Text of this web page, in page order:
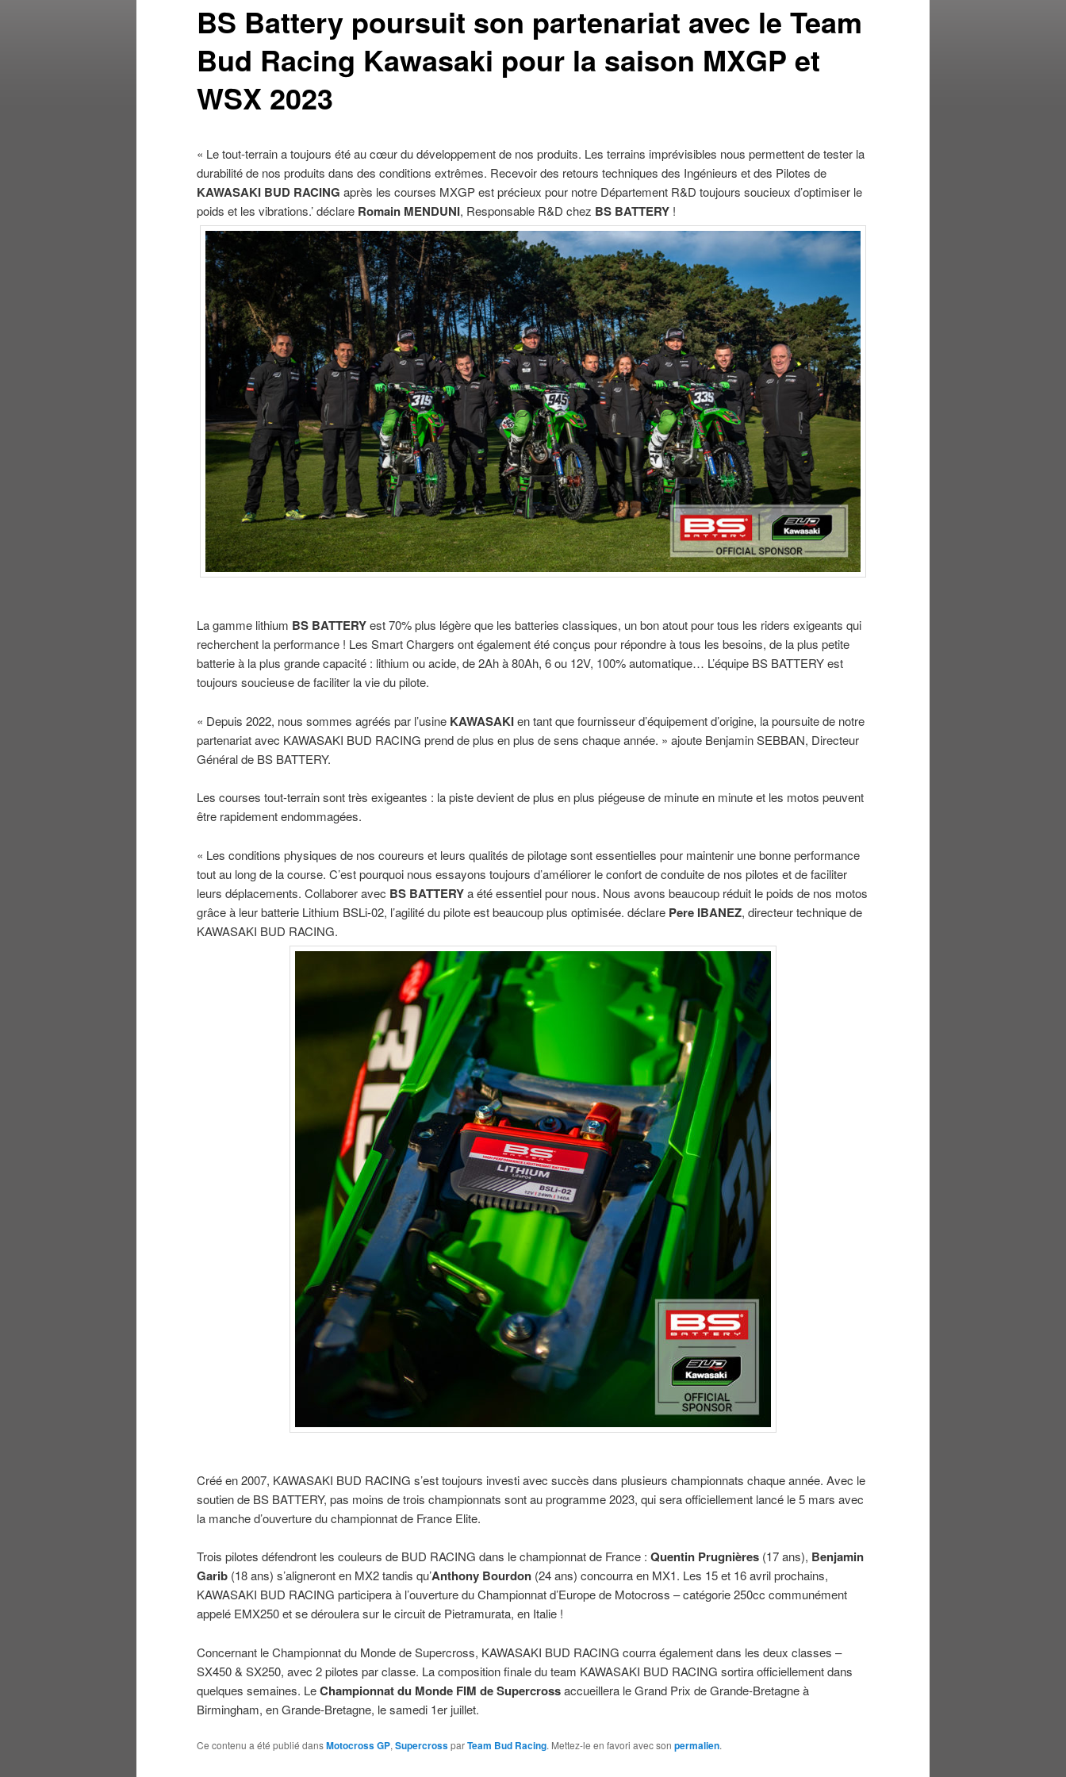
BS Battery poursuit son partenariat avec le Team
Bud Racing Kawasaki pour la saison MXGP et
WSX 2023
« Le tout-terrain a toujours été au cœur du développement de nos produits. Les terrains imprévisibles nous permettent de tester la
durabilité de nos produits dans des conditions extrêmes. Recevoir des retours techniques des Ingénieurs et des Pilotes de
KAWASAKI BUD RACING après les courses MXGP est précieux pour notre Département R&D toujours soucieux d’optimiser le
poids et les vibrations.’ déclare Romain MENDUNI, Responsable R&D chez BS BATTERY !
La gamme lithium BS BATTERYest 70% plus légère que les batteries classiques, un bon atout pour tous les riders exigeants qui
recherchent la performance ! Les Smart Chargers ont également été conçus pour répondre à tous les besoins, de la plus petite
batterie à la plus grande capacité : lithium ou acide, de 2Ah à 80Ah, 6 ou 12V, 100% automatique… L’équipe BS BATTERY est
toujours soucieuse de faciliter la vie du pilote.
« Depuis 2022, nous sommes agréés par l’usine KAWASAKIen tant que fournisseur d’équipement d’origine, la poursuite de notre
partenariat avec KAWASAKI BUD RACING prend de plus en plus de sens chaque année. » ajoute Benjamin SEBBAN, Directeur
Général de BS BATTERY.
Les courses tout-terrain sont très exigeantes : la piste devient de plus en plus piégeuse de minute en minute et les motos peuvent
être rapidement endommagées.
« Les conditions physiques de nos coureurs et leurs qualités de pilotage sont essentielles pour maintenir une bonne performance
tout au long de la course. C’est pourquoi nous essayons toujours d’améliorer le confort de conduite de nos pilotes et de faciliter
leurs déplacements. Collaborer avec BS BATTERYa été essentiel pour nous. Nous avons beaucoup réduit le poids de nos motos
grâce à leur batterie Lithium BSLi-02, l’agilité du pilote est beaucoup plus optimisée. déclare Pere IBANEZ, directeur technique de
KAWASAKI BUD RACING.
Créé en 2007, KAWASAKI BUD RACING s’est toujours investi avec succès dans plusieurs championnats chaque année. Avec le
soutien de BS BATTERY, pas moins de trois championnats sont au programme 2023, qui sera officiellement lancé le 5 mars avec
la manche d’ouverture du championnat de France Elite.
Trois pilotes défendront les couleurs de BUD RACING dans le championnat de France : Quentin Prugnières (17 ans), Benjamin
Garib (18 ans) s’aligneront en MX2 tandis qu’Anthony Bourdon (24 ans) concourra en MX1. Les 15 et 16 avril prochains,
KAWASAKI BUD RACING participera à l’ouverture du Championnat d’Europe de Motocross – catégorie 250cc communément
appelé EMX250 et se déroulera sur le circuit de Pietramurata, en Italie !
Concernant le Championnat du Monde de Supercross, KAWASAKI BUD RACING courra également dans les deux classes –
SX450 & SX250, avec 2 pilotes par classe. La composition finale du team KAWASAKI BUD RACING sortira officiellement dans
quelques semaines. LeChampionnat du Monde FIM de Supercrossaccueillera le Grand Prix de Grande-Bretagne à
Birmingham, en Grande-Bretagne, le samedi 1er juillet.
Ce contenu a été publié dansMotocross GP, SupercrossparTeam Bud Racing. Mettez-le en favori avec son permalien.